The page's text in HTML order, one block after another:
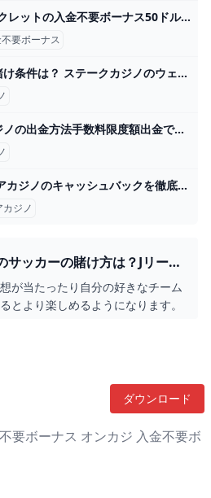
カジノシークレットの入金不要ボーナス50ドル！出金条件なども解説【当サイト限定】 カジノシークレットは2018年7月に設立したオンラインカジノで、人気を集めています。日本語にも対応しており、日本人でも使いやすいのが魅力です
要ボーナス
ステークの賭け条件は？ ステークカジノのウェルカム・ボーナス賭け条件は『入金額＋ボーナス額の40倍』です。 ボーナス賭け条件のみを見ると一般的なカジノと同じですが、 レ
エルドアカジノの出金方法手数料限度額出金できない原因を解説 - エルドアカジノ 更新日：2024-04-10 ※この記事はプロモーション(広告)を含みます。 エルドアカジノは ・キャッシュバック制度が充実している ・入金上限額,
エルドアカジノのキャッシュバックを徹底解説【最新版】｜ベラジョンカジノの入金方法を徹底解説【2024年最新版】 エルドアカジノのキャッシュバックはどうなっているの？という疑問をお持ちのあなたのために、このページではエルドアカジノのキャッシュバックの進呈
カジノ
サッカーの賭け方は？Jリーグ
ける方法も解説！ スポーツ
が当たったり自分の好きなチーム
とより楽しめるようになります。
ダウンロード
要ボーナス オンカジ 入金不要ボ